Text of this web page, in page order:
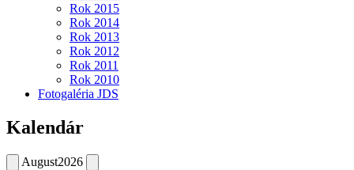
Rok 2015
Rok 2014
Rok 2013
Rok 2012
Rok 2011
Rok 2010
Fotogaléria JDS
Kalendár
August2026